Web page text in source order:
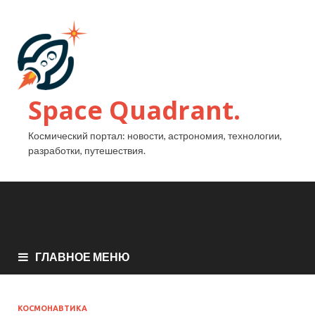
Space Quadrant.
Космический портал: новости, астрономия, технологии,
разработки, путешествия.
ГЛАВНОЕ МЕНЮ
КОСМОНАВТИКА